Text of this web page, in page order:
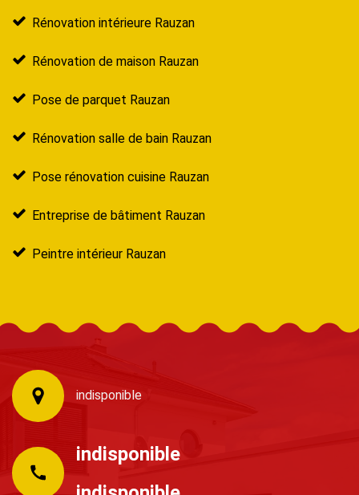
Rénovation intérieure Rauzan
Rénovation de maison Rauzan
Pose de parquet Rauzan
Rénovation salle de bain Rauzan
Pose rénovation cuisine Rauzan
Entreprise de bâtiment Rauzan
Peintre intérieur Rauzan
indisponible
indisponible